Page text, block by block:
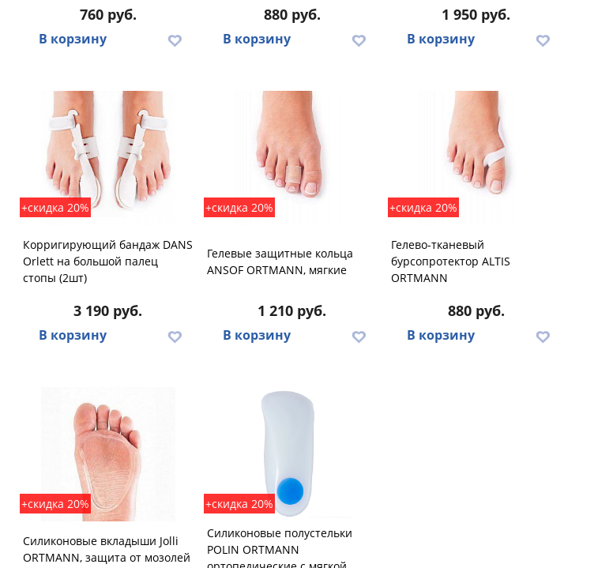
760 руб.
В корзину
880 руб.
В корзину
1 950 руб.
В корзину
+скидка 20%
Корригирующий бандаж DANS
Orlett на большой палец
стопы (2шт)
3 190 руб.
В корзину
+скидка 20%
Гелевые защитные кольца
ANSOF ORTMANN, мягкие
1 210 руб.
В корзину
+скидка 20%
Гелево-тканевый
бурсопротектор ALTIS
ORTMANN
880 руб.
В корзину
+скидка 20%
Силиконовые вкладыши Jolli
ORTMANN, защита от мозолей
+скидка 20%
Силиконовые полустельки
POLIN ORTMANN